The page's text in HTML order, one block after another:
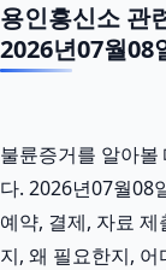
용인흥신소 관
2026년07월08
불륜증거를 알아
다. 2026년07월08
예약, 결제, 자료
지, 왜 필요한지,